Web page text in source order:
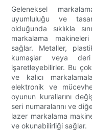
Geleneksel
uyumluluğu ve
olduğunda sıklıkla
markalama
sağlar. Metaller,
kumaşlar veya
işaretleyebilirler. Bu
ve kalıcı
elektronik ve
oyunun kurallarını
seri numaralarını ve
lazer markalama
ve okunabilirliği sağlar.